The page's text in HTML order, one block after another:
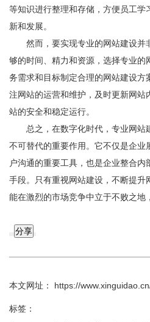
等知识进行整理和存储，方便员工学
新和发展。
然而，要实现专业的网站建设并
够的时间、精力和资源，选择专业的
务需求和目标制定合理的网站建设方
注网站的运营和维护，及时更新网站
站的安全和稳定运行。
总之，在数字化时代，专业网站
不可替代的重要作用。它不仅是企业
户沟通的重要工具，也是企业整合
手段。只有重视网站建设，不断提升
能在激烈的市场竞争中立于不败之地
分享
本文网址： https://
标签：